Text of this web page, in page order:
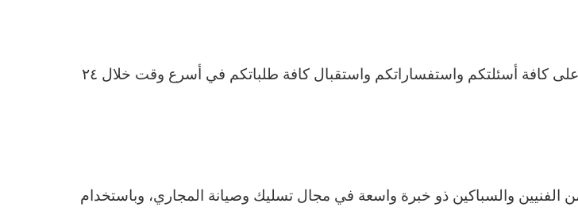
يمكنك الأن التواصل معنا من خلال خدمة عملاء متميزة تعمل على الرد على كافة أسئلتكم واستفساراتكم واستقبال كافة طلباتكم في أسرع وقت خلال ٢٤
والسباكين ذو خبرة واسعة في مجال تسليك وصيانة المجاري، وباستخدام